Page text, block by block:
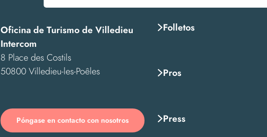
Oficina de Turismo de Villedieu
Intercom
8 Place des Costils
50800 Villedieu-les-Poêles
Póngase en contacto con nosotros
Folletos
Pros
Press